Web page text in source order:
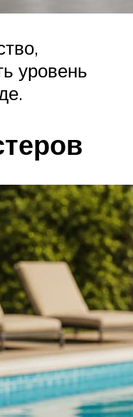
уровень